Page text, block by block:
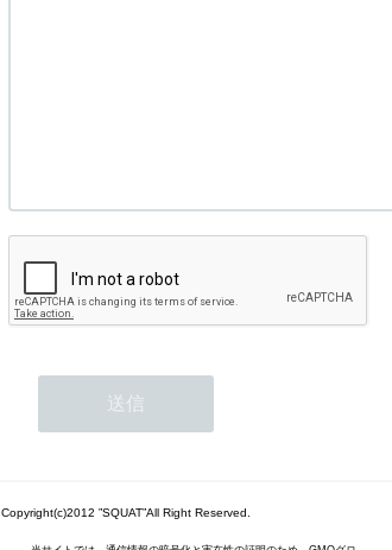
Copyright(c)2012 ”SQUAT”All Right Reserved.